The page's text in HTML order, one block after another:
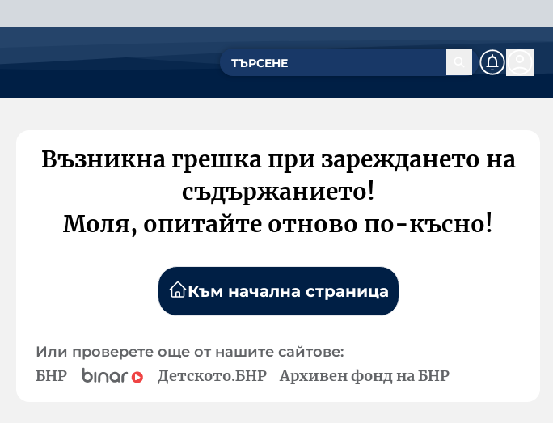
Възникна грешка при зареждането на
съдържанието!
Моля, опитайте отново по-късно!
Към начална страница
Или проверете още от нашите сайтове:
БНР Детското.БНР Архивен фонд на БНР